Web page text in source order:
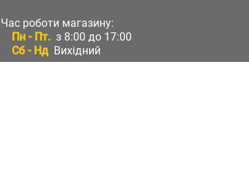
Час роботи магазину:
Пн - Пт. з 8:00 до 17:00
Сб - Нд Вихідний